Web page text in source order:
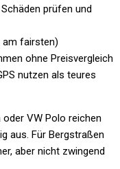
prüfen und
am fairsten)
ohne Preisvergleich
nutzen als teures
oder VW Polo reichen
aus. Für Bergstraßen
aber nicht zwingend